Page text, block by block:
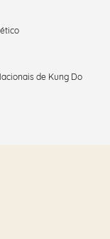
de Kung Do